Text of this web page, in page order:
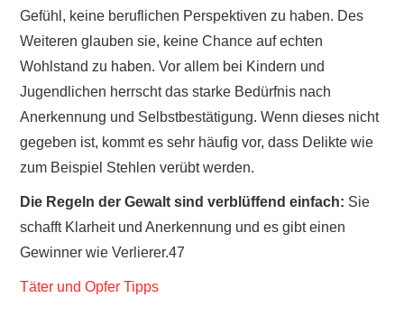
Gefühl, keine beruflichen Perspektiven zu haben. Des
Weiteren glauben sie, keine Chance auf echten
Wohlstand zu haben. Vor allem bei Kindern und
Jugendlichen herrscht das starke Bedürfnis nach
Anerkennung und Selbstbestätigung. Wenn dieses nicht
gegeben ist, kommt es sehr häufig vor, dass Delikte wie
zum Beispiel Stehlen verübt werden.
Die Regeln der Gewalt sind verblüffend einfach: Sie
schafft Klarheit und Anerkennung und es gibt einen
Gewinner wie Verlierer.47
Täter und Opfer Tipps